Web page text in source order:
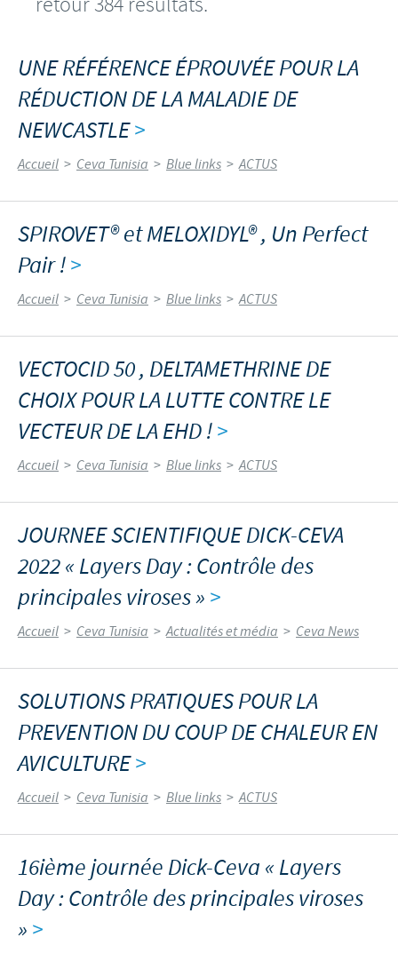
UNE RÉFÉRENCE ÉPROUVÉE POUR LA
RÉDUCTION DE LA MALADIE DE
NEWCASTLE>
Accueil > Ceva Tunisia > Blue links > ACTUS
SPIROVET® et MELOXIDYL® , Un Perfect
Pair !>
Accueil > Ceva Tunisia > Blue links > ACTUS
VECTOCID 50 , DELTAMETHRINE DE
CHOIX POUR LA LUTTE CONTRE LE
VECTEUR DE LA EHD !>
Accueil > Ceva Tunisia > Blue links > ACTUS
JOURNEE SCIENTIFIQUE DICK-CEVA
2022 « Layers Day : Contrôle des
principales viroses » >
Accueil > Ceva Tunisia > Actualités et média > Ceva News
SOLUTIONS PRATIQUES POUR LA
PREVENTION DU COUP DE CHALEUR EN
AVICULTURE>
Accueil > Ceva Tunisia > Blue links > ACTUS
16ième journée Dick-Ceva « Layers
Day : Contrôle des principales viroses
» >